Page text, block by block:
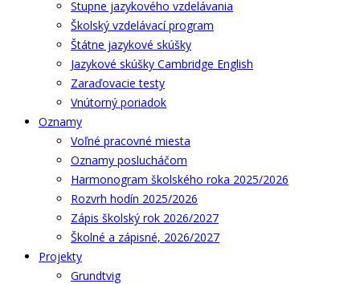
Stupne jazykového vzdelávania
Školský vzdelávací program
Štátne jazykové skúšky
Jazykové skúšky Cambridge English
Zaraďovacie testy
Vnútorný poriadok
Oznamy
Voľné pracovné miesta
Oznamy poslucháčom
Harmonogram školského roka 2025/2026
Rozvrh hodín 2025/2026
Zápis školský rok 2026/2027
Školné a zápisné, 2026/2027
Projekty
Grundtvig